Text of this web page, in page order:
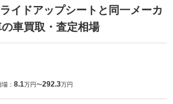
イドアップシートと同一メーカ
車買取・査定相場
： 8.1万円〜292.3万円